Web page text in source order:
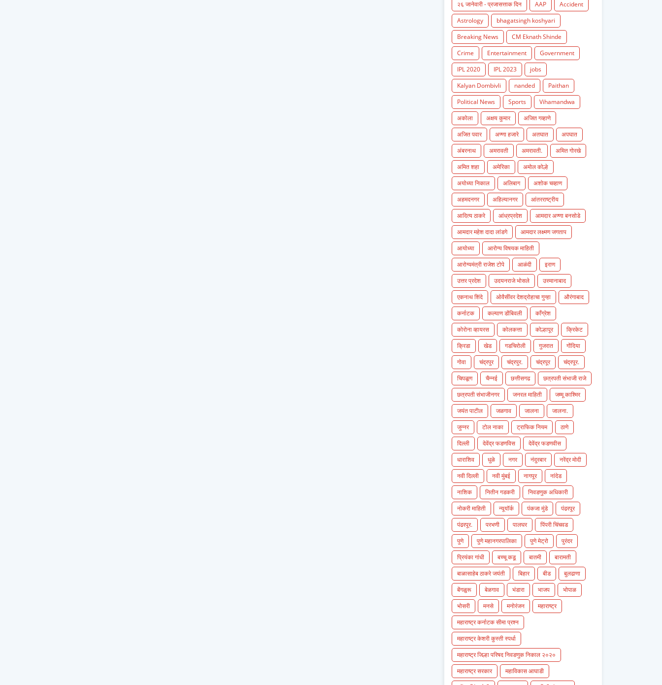
२६ जानेवारी - प्रजासत्ताक दिन
AAP
Accident
Astrology
bhagatsingh koshyari
Breaking News
CM Eknath Shinde
Crime
Entertainment
Government
IPL 2020
IPL 2023
jobs
Kalyan Dombivli
nanded
Paithan
Political News
Sports
Vihamandwa
अकोला
अक्षय कुमार
अजित गव्हाणे
अजित पवार
अण्णा हजारे अतघात
अपघात
अंबरनाथ
अमरावती अमरावती.
अमित गोरखे
अमित शहा
अमेरिका
अमोल कोल्हे
अयोध्या निकाल
अलिबाग
अशोक चव्हाण
अहमदनगर
अहिल्यानगर
आंतरराष्ट्रीय
आदित्य ठाकरे
आंध्रप्रदेश
आमदार अण्णा बनसोडे
आमदार महेश दादा लांडगे
आमदार लक्ष्मण जगताप
आयोध्या
आरोग्य विषयक माहिती
आरोग्यमंत्री राजेश टोपे
आळंदी
इराण
उत्तर प्रदेश
उदयनराजे भोसले
उस्मानाबाद
एकनाथ शिंदे
ओवैसींवर देशद्रोहाचा गुन्हा
औरंगाबाद
कर्नाटक
कल्याण डोंबिवली
काँग्रेश
कोरोना व्हायरस
कोलकत्ता कोल्हापूर
क्रिकेट
क्रिडा
खेड गडचिरोली गुजरात
गोंदिया
गोवा
चंद्रपुर चंद्रपुर. चंद्रपूर
चंद्रपूर.
चिपळूण
चैन्नई छत्तीसगढ
छत्रपती संभाजी राजे
छत्रपती संभाजीनगर
जनरल माहिती
जम्मू काश्मिर
जयंत पाटील
जळगाव जालना
जालना.
जुन्नर
टोल नाका ट्राफिक नियम
ठाणे
दिल्ली
देवेंद्र फडणविस
देवेंद्र फडणवीस
धाराशिव
धुळे नगर नंदुरबार
नरेंद्र मोदी
नवी दिल्ली
नवी मुंबई नागपूर
नांदेड
नाशिक
नितीन गडकरी
निवडणुक अधिकारी
नोकरी माहिती
न्यूयॉर्क पंकजा मुंडे
पंढरपूर
पंढरपूर.
परभणी पालघर
पिंपरी चिंचवड
पुणे
पुणे महानगरपालिका पुणे मेट्रो
पुरंदर
प्रियंका गांधी
बच्चू कडू बातमी
बारामती
बाळासाहेब ठाकरे जयंती
बिहार बीड
बुलढाणा
बेंगळुरू
बेळगाव भंडारा भाजप
भोपाळ
भोसरी
मनसे मनोरंजन
महाराष्ट्र
महाराष्ट्र कर्नाटक सीमा प्रश्न
महाराष्ट्र केशरी कुस्ती स्पर्धा
महाराष्ट्र जिल्हा परिषद निवडणुक निकाल २०२०
महाराष्ट्र सरकार
महाविकास आघाडी